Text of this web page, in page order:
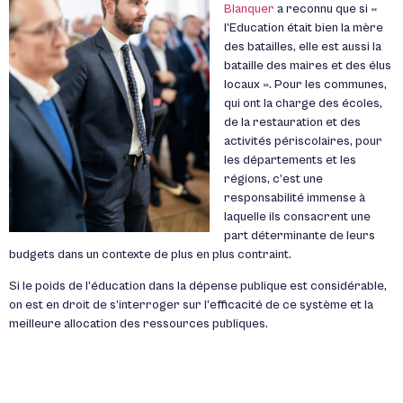
Blanquer a reconnu que si «
l’Education était bien la mère
des batailles, elle est aussi la
bataille des maires et des élus
locaux ». Pour les communes,
qui ont la charge des écoles,
de la restauration et des
activités périscolaires, pour
les départements et les
régions, c’est une
responsabilité immense à
laquelle ils consacrent une
part déterminante de leurs
budgets dans un contexte de plus en plus contraint.
Si le poids de l’éducation dans la dépense publique est considérable,
on est en droit de s’interroger sur l’efficacité de ce système et la
meilleure allocation des ressources publiques.